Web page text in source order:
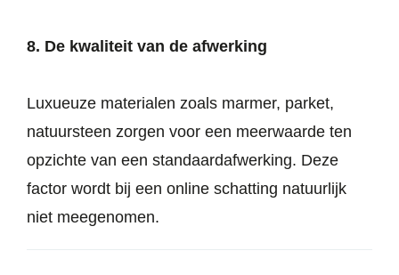
8. De kwaliteit van de afwerking
Luxueuze materialen zoals marmer, parket,
natuursteen zorgen voor een meerwaarde ten
opzichte van een standaardafwerking. Deze
factor wordt bij een online schatting natuurlijk
niet meegenomen.